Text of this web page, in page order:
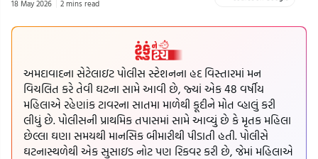
18 May 2026 2 mins read
અમદાવાદના સેટેલાઇટ પોલીસ સ્ટેશનના હદ વિસ્તારમાં મન
વિચલિત કરે તેવી ઘટના સામે આવી છે, જ્યાં એક 48 વર્ષીય
મહિલાએ રહેણાંક ટાવરના સાતમા માળેથી કૂદીને મોત વ્હાલું કરી
લીધું છે. પોલીસની પ્રાથમિક તપાસમાં સામે આવ્યું છે કે મૃતક મહિલા
છેલ્લા ઘણા સમયથી માનસિક બીમારીથી પીડાતી હતી. પોલીસે
ઘટનાસ્થળેથી એક સુસાઇડ નોટ પણ રિકવર કરી છે, જેમાં મહિલાએ